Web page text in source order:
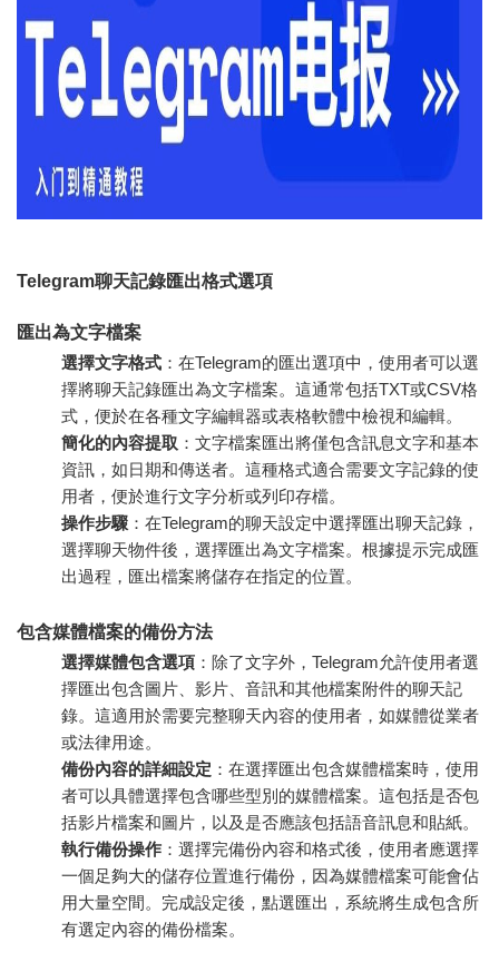
Telegram聊天記錄匯出格式選項
匯出為文字檔案
選擇文字格式 ：在Telegram的匯出選項中，使用者可以選
擇將聊天記錄匯出為文字檔案。這通常包括TXT或CSV格
式，便於在各種文字編輯器或表格軟體中檢視和編輯。
簡化的內容提取 ：文字檔案匯出將僅包含訊息文字和基本
資訊，如日期和傳送者。這種格式適合需要文字記錄的使
用者，便於進行文字分析或列印存檔。
操作步驟 ：在Telegram的聊天設定中選擇匯出聊天記錄，
選擇聊天物件後，選擇匯出為文字檔案。根據提示完成匯
出過程，匯出檔案將儲存在指定的位置。
包含媒體檔案的備份方法
選擇媒體包含選項 ：除了文字外，Telegram允許使用者選
擇匯出包含圖片、影片、音訊和其他檔案附件的聊天記
錄。這適用於需要完整聊天內容的使用者，如媒體從業者
或法律用途。
備份內容的詳細設定 ：在選擇匯出包含媒體檔案時，使用
者可以具體選擇包含哪些型別的媒體檔案。這包括是否包
括影片檔案和圖片，以及是否應該包括語音訊息和貼紙。
執行備份操作 ：選擇完備份內容和格式後，使用者應選擇
一個足夠大的儲存位置進行備份，因為媒體檔案可能會佔
用大量空間。完成設定後，點選匯出，系統將生成包含所
有選定內容的備份檔案。